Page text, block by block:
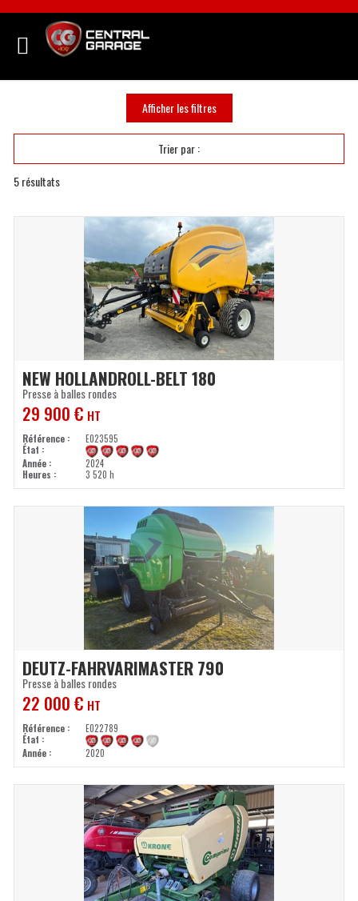
5 résultats
Trier par :
Afficher les filtres
Presse à balles rondes
NEW HOLLANDROLL-BELT 180
Référence
E023595
État
Année
2024
Heures
3 520 h
29 900€ HT
Presse à balles rondes
DEUTZ-FAHRVARIMASTER 790
Référence
E022789
État
Année
2020
22 000€ HT